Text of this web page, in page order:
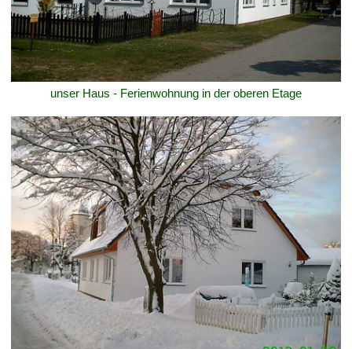
unser Haus - Ferienwohnung in der oberen Etage